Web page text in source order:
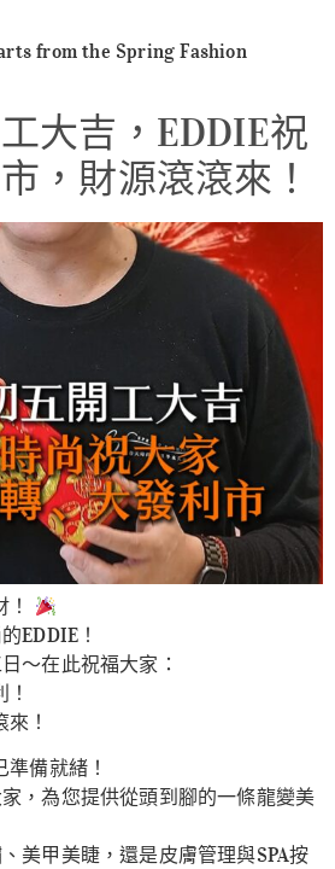
from the Spring Fashion
大吉，EDDIE祝
，財源滾滾來！
EDDIE！
～在此祝福大家：
！
備就緒！
，為您提供從頭到腳的一條龍變美
美甲美睫，還是皮膚管理與SPA按